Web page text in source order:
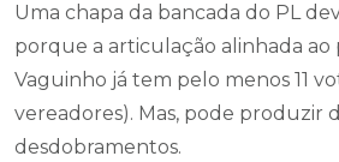
Uma chapa da bancada do PL
porque a articulação alinhada
Vaguinho já tem pelo menos 11
vereadores). Mas, pode produzir
desdobramentos.